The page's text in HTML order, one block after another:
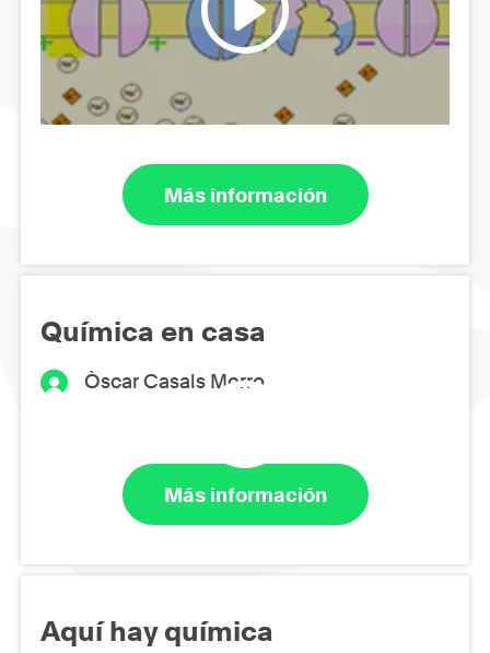
Más información
Química en casa
Òscar Casals Morro
Más información
Aquí hay química